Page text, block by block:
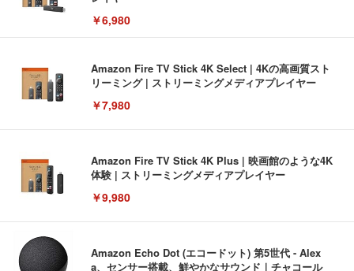
￥6,980
Amazon Fire TV Stick 4K Select | 4Kの高画質スト
リーミング | ストリーミングメディアプレイヤー
￥7,980
Amazon Fire TV Stick 4K Plus | 映画館のような4K
体験 | ストリーミングメディアプレイヤー
￥9,980
Amazon Echo Dot (エコードット) 第5世代 - Alex
a、センサー搭載、鮮やかなサウンド｜チャコール